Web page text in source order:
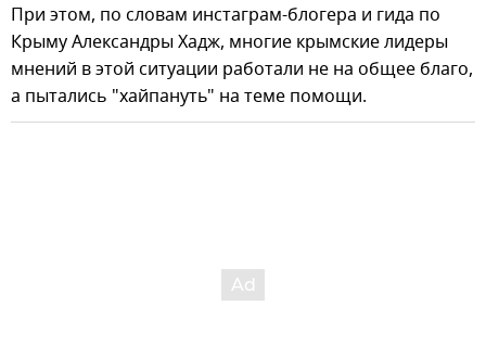
При этом, по словам инстаграм-блогера и гида по
Крыму Александры Хадж, многие крымские лидеры
мнений в этой ситуации работали не на общее благо,
а пытались "хайпануть" на теме помощи.